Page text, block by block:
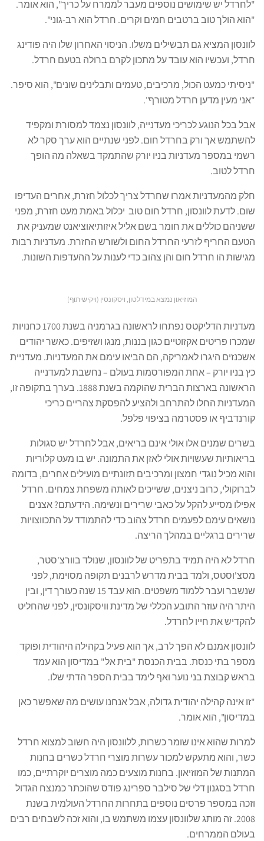
"לחרדל יש שימושים נוספים מעבר לממרח על כריך", הוא אומר.
"הוא הולך טוב ברטבים חמים וקרים. חרדל הוא רב-גוני".
לוונסון המציא גם תבשילים משלו. הניסוי האחרון שלו היה פודינג
חרדל, ועכשיו הוא עובד על מתכון לקרם ברולה בטעם חרדל.
"ניסיתי כמעט הכול, מרכיבים, טעמים ותבלינים שונים", הוא סיפר.
"אני מעין מדען חרדל מטורף".
אבל בכל הנוגע לכריכי מעדנייה, לוונסון נצמד למסורת ומקפיד
להשתמש אך ורק בחרדל חום. לפני שנתיים הוא ערך סקר לא
רשמי במספר מעדניות בניו יורק שהתמקד בשאלה מה הופך
חרדל לטוב.
חלק מהמעדניות אמרו שחרדל צריך לכלול חזרת, אחרים העדיפו
שום. לדעת לוונסון, חרדל חום טוב יכלול באמת מעט חזרת, מפני
ששניהם כוללים את חומר בשם אליל איזותיאוציאנט שמעניק את
הטעם החריף לזרעי החרדל החום ולשורש החזרת. מעדניות רבות
מגישות הו חרדל חום והן צהוב כדי לענות על ההעדפות השונות.
המוזיאון נמצא במידלטון, ויסקונסין (ויקישיתוף)
מעדניות הדליקטס נפתחו לראשונה בגרמניה בשנת 1700 כחנויות
שמכרו פריטים אקזוטיים כגון בננות, מנגו ושזיפים. כאשר יהודים
אשכנזים היגרו לאמריקה, הם הביאו עימם את המעדניות. מעדניית
כץ בניו יורק – אחת המפורסמות בעולם – נחשבת למעדנייה
הראשונה בארצות הברית שהוקמה בשנת 1888. בערך בתקופה זו,
המעדניות החלו להתרחב ולהציע להפסקת צהריים כריכי
קורנדביף או פסטרמה בציפוי פלפל.
בשרים שמנים אלו אולי אינם בריאים, אבל לחרדל יש סגולות
בריאותיות שעשויות אולי לאזן את התמונה. יש בו מעט קלוריות
והוא מכיל נוגדי חמצון ומרכיבים תזונתיים מועילים אחרים, בדומה
לברוקולי, כרוב ניצנים, ששייכים לאותה משפחת צמחים. חרדל
אפילו מסייע להקל על כאבי שרירים ונשימה. הידעתם? אצנים
נושאים עימם לפעמים חרדל צהוב כדי להתמודד על התכווצויות
שרירים ברגליים במהלך הריצה.
חרדל לא היה תמיד בתפריט של לוונסון, שנולד בוורצ'סטר,
מסצ'וסטס, ולמד בבית מדרש לרבנים תקופה מסוימת, לפני
שנשבר ועבר ללמוד משפטים. הוא עבד 15 שנה כעורך דין, ובין
היתר היה עוזר התובע הכללי של מדינת וויסקונסין, לפני שהחליט
להקדיש את חייו לחרדל.
לוונסון אמנם לא הפך לרב, אך הוא פעיל בקהילה היהודית ופוקד
מספר בתי כנסת. בבית הכנסת "בית אל" במדיסון הוא עמד
בראש קבוצת בני נוער ואף לימד בבית הספר הדתי שלו.
"זו אינה קהילה יהודית גדולה, אבל אנחנו עושים מה שאפשר כאן
במדיסון", הוא אומר.
למרות שהוא אינו שומר כשרות, ללוונסון היה חשוב למצוא חרדל
כשר, והוא מתעקש למכור עשרות מוצרי חרדל כשרים בחנות
המתנות של המוזיאון. בחנות מוצעים כמה מוצרים יוקרתיים, כמו
חרדל בסגנון דלי של סילבר ספרינג פודס שהוכתר כמנצח הגדול
וזכה במספר פרסים נוספים בתחרות החרדל העולמית בשנת
2008. זה מותג שלוונסון עצמו משתמש בו, והוא זכה לשבחים רבים
בעולם הממרחים.